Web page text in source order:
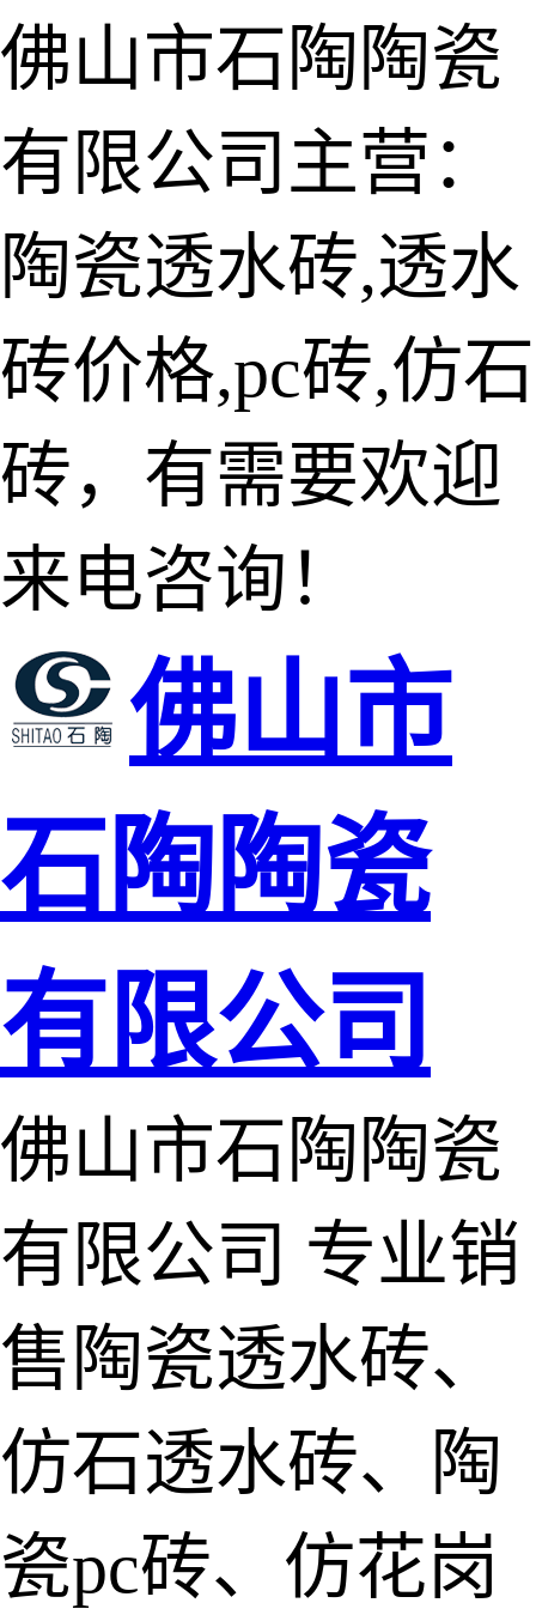
佛山市石陶陶瓷
有限公司主营：
陶瓷透水砖,透水
砖价格,pc砖,仿石
砖，有需要欢迎
来电咨询！
佛山市
石陶陶瓷
有限公司
佛山市石陶陶瓷
有限公司 专业销
售陶瓷透水砖、
仿石透水砖、陶
瓷pc砖、仿花岗
陶瓷透水砖
生态仿石砖
仿石透水砖
承重仿石砖
细面透水砖